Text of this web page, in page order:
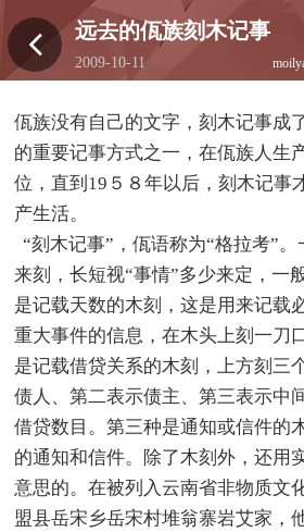
远去的佤族刻木记事
2009-10-11
18:35:33
佤族没有自己的文字，刻木记事成
的重要记事方式之一，在佤族人生
位，直到19５８年以后，刻木记事
产生活。
“刻木记事”，佤语称为“格拉考”
来刻，长短视“事情”多少来定，一
是记载天数的木刻，这是用来记载
重大事件的信息，在木头上刻一刀
是记载借贷关系的木刻，上方刻三
债人、第二表示债主、第三表示中
借贷数目。第三种是通知或信件的
的通知和信件。除了木刻外，还用
意思的。在被列入云南省非物质文
盟县岳宋乡岳宋村堆翁寨岩艾家，